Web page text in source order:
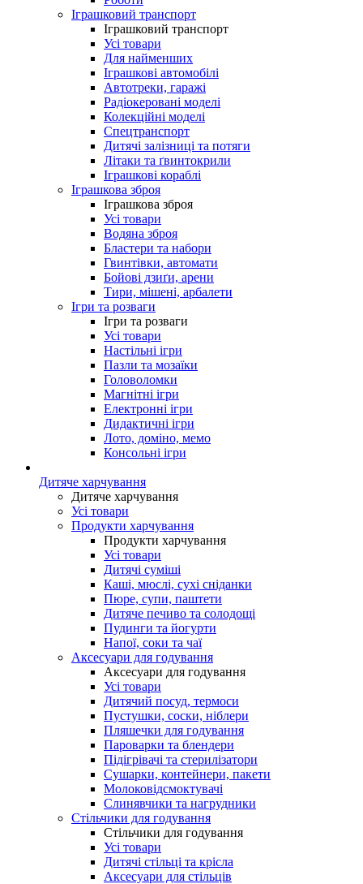
Іграшковий транспорт
Іграшковий транспорт
Усі товари
Для найменших
Іграшкові автомобілі
Автотреки, гаражі
Радіокеровані моделі
Колекційні моделі
Спецтранспорт
Дитячі залізниці та потяги
Літаки та ґвинтокрили
Іграшкові кораблі
Іграшкова зброя
Іграшкова зброя
Усі товари
Водяна зброя
Бластери та набори
Гвинтівки, автомати
Бойові дзиґи, арени
Тири, мішені, арбалети
Ігри та розваги
Ігри та розваги
Усі товари
Настільні ігри
Пазли та мозаїки
Головоломки
Магнітні ігри
Електронні ігри
Дидактичні ігри
Лото, доміно, мемо
Консольні ігри
Дитяче харчування
Дитяче харчування
Усі товари
Продукти харчування
Продукти харчування
Усі товари
Дитячі суміші
Каші, мюслі, сухі сніданки
Пюре, супи, паштети
Дитяче печиво та солодощі
Пудинги та йогурти
Напої, соки та чаї
Аксесуари для годування
Аксесуари для годування
Усі товари
Дитячий посуд, термоси
Пустушки, соски, ніблери
Пляшечки для годування
Пароварки та блендери
Підігрівачі та стерилізатори
Сушарки, контейнери, пакети
Молоковідсмоктувачі
Слинявчики та нагрудники
Стільчики для годування
Стільчики для годування
Усі товари
Дитячі стільці та крісла
Аксесуари для стільців